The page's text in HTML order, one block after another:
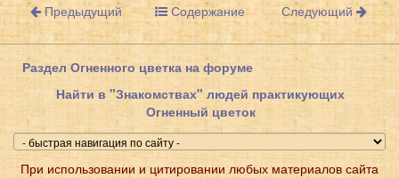
Предыдущий
Содержание Следующий
Раздел Огненного цветка на форуме
Найти в "Знакомствах" людей практикующих
Огненный цветок
При использовании и цитировании любых материалов сайта